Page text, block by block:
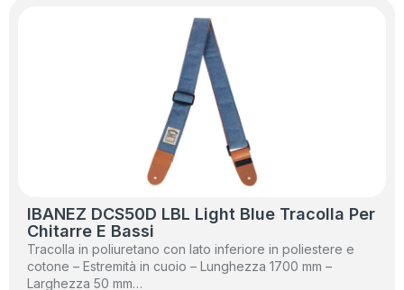
IBANEZ DCS50D LBL Light Blue Tracolla Per
Chitarre E Bassi
Tracolla in poliuretano con lato inferiore in poliestere e
cotone – Estremità in cuoio – Lunghezza 1700 mm –
Larghezza 50 mm…